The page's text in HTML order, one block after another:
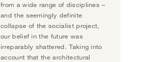
from a wide range of disciplines –
and the seemingly definite
collapse of the socialist project,
our belief in the future was
irreparably shattered. Taking into
account that the architectural